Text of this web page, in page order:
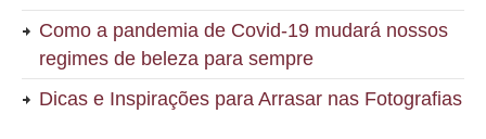
Como a pandemia de Covid-19 mudará nossos
regimes de beleza para sempre
Dicas e Inspirações para Arrasar nas Fotografias